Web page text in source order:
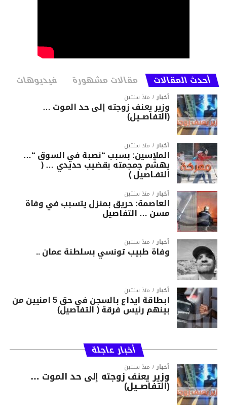
أحدث المقالات مقالات مشهورة فيديوهات
أخبار منذ سنتين
وزير يعنف زوجته إلى حد الموت …
(التفاصــيل)
أخبار منذ سنتين
الملاسين: بسبب “نصبة في السوق “…
يهشّم جمجمته بقضيب حديدي … (
التفـاصيل )
أخبار منذ سنتين
العاصمة: حريق بمنزل يتسبب في وفاة
مسن … التفاصيل
أخبار منذ سنتين
وفاة طبيب تونسي بسلطنة عمان ..
أخبار منذ سنتين
ابطاقة ايداع بالسجن في حق 5 امنيين من
بينهم رئيس فرقة ( التفاصيل)
أخبار عاجلة
أخبار منذ سنتين
وزير يعنف زوجته إلى حد الموت …
(التفاصــيل)